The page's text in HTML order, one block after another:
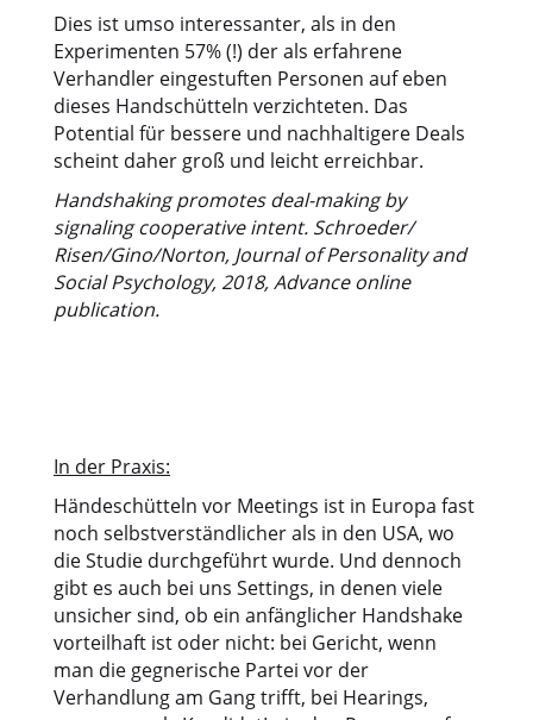
Dies ist umso interessanter, als in den
Experimenten 57% (!) der als erfahrene
Verhandler eingestuften Personen auf eben
dieses Handschütteln verzichteten. Das
Potential für bessere und nachhaltigere Deals
scheint daher groß und leicht erreichbar.
Handshaking promotes deal-making by
signaling cooperative intent. Schroeder/
Risen/Gino/Norton, Journal of Personality and
Social Psychology, 2018, Advance online
publication.
In der Praxis:
Händeschütteln vor Meetings ist in Europa fast
noch selbstverständlicher als in den USA, wo
die Studie durchgeführt wurde. Und dennoch
gibt es auch bei uns Settings, in denen viele
unsicher sind, ob ein anfänglicher Handshake
vorteilhaft ist oder nicht: bei Gericht, wenn
man die gegnerische Partei vor der
Verhandlung am Gang trifft, bei Hearings,